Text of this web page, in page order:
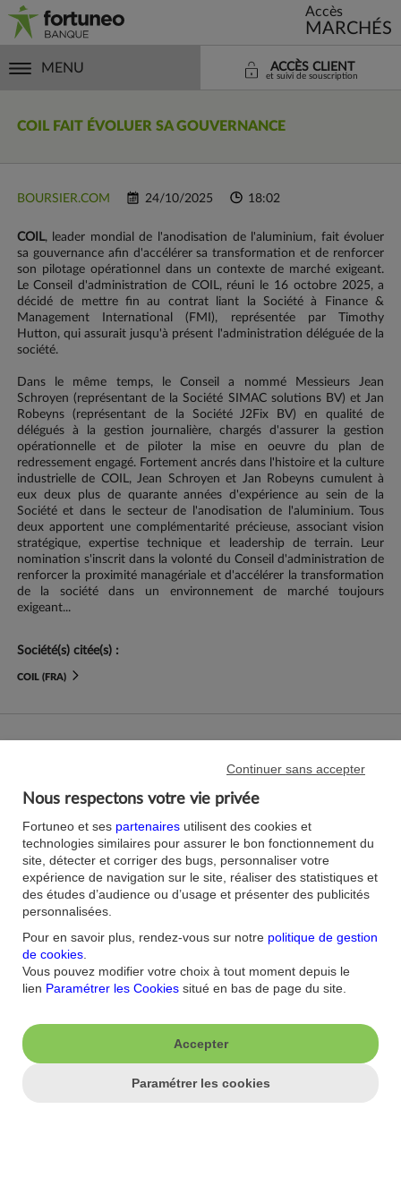
Accès
MARCHÉS
MENU ACCÈS CLIENT
et suivi de souscription
COIL FAIT ÉVOLUER SA GOUVERNANCE
BOURSIER.COM 24/10/2025 18:02
COIL, leader mondial de l'anodisation de l'aluminium, fait évoluer
sa gouvernance afin d'accélérer sa transformation et de renforcer
son pilotage opérationnel dans un contexte de marché exigeant.
Le Conseil d'administration de COIL, réuni le 16 octobre 2025, a
décidé de mettre fin au contrat liant la Société à Finance &
Management International (FMI), représentée par Timothy
Hutton, qui assurait jusqu'à présent l'administration déléguée de la
société.
Dans le même temps, le Conseil a nommé Messieurs Jean
Schroyen (représentant de la Société SIMAC solutions BV) et Jan
Robeyns (représentant de la Société J2Fix BV) en qualité de
délégués à la gestion journalière, chargés d'assurer la gestion
opérationnelle et de piloter la mise en oeuvre du plan de
redressement engagé. Fortement ancrés dans l'histoire et la culture
industrielle de COIL, Jean Schroyen et Jan Robeyns cumulent à
eux deux plus de quarante années d'expérience au sein de la
Société et dans le secteur de l'anodisation de l'aluminium. Tous
deux apportent une complémentarité précieuse, associant vision
stratégique, expertise technique et leadership de terrain. Leur
nomination s'inscrit dans la volonté du Conseil d'administration de
renforcer la proximité managériale et d'accélérer la transformation
de la société dans un environnement de marché toujours
exigeant...
Société(s) citée(s) :
COIL (FRA)
Nous contacter
Parrainage
Fortuneo sur votre mobile
Espace Presse
Nos engagements RSE
Recrutement
Glossaire -Banque au
Aide/FAQ
conforme
Sécurité
Nos formulaires
Guides Bourse
Réglementations
Conditions Tarifaires
Confidentialité
Nous respectons votre vie privée
Fortuneo et ses partenaires utilisent des cookies et
technologies similaires pour assurer le bon fonctionnement du
site, détecter et corriger des bugs, personnaliser votre
expérience de navigation sur le site, réaliser des statistiques et
des études d’audience ou d’usage et présenter des publicités
personnalisées.
Pour en savoir plus, rendez-vous sur notre politique de gestion
de cookies
Vous pouvez modifier votre choix à tout moment depuis le
lien Paramétrer les Cookies situé en bas de page du site.
Accepter
Continuer sans accepter
Paramétrer les cookies